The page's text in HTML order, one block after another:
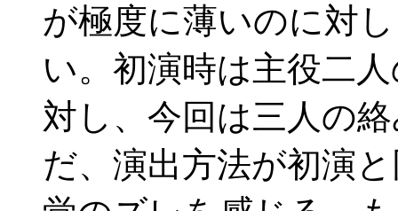
が極度に薄いのに対
い。初演時は主役二
対し、今回は三人の
だ、演出方法が初演